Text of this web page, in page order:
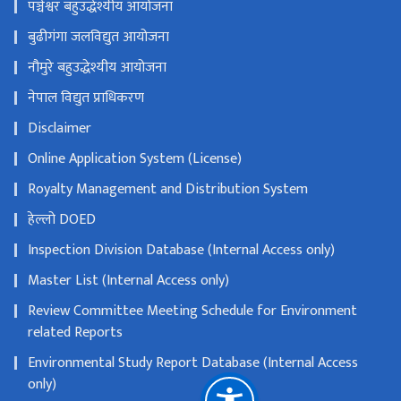
पञ्चेश्वर बहुउद्धेश्यीय आयोजना
बुढीगंगा जलविद्युत आयोजना
नौमुरे बहुउद्धेश्यीय आयोजना
नेपाल विद्युत प्राधिकरण
Disclaimer
Online Application System (License)
Royalty Management and Distribution System
हेल्लो DOED
Inspection Division Database (Internal Access only)
Master List (Internal Access only)
Review Committee Meeting Schedule for Environment
related Reports
Environmental Study Report Database (Internal Access
only)